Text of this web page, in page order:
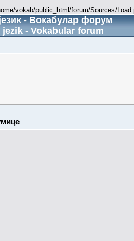
vokab/public_html/forum/Sources/
- Вокабулар форум
- Vokabular forum